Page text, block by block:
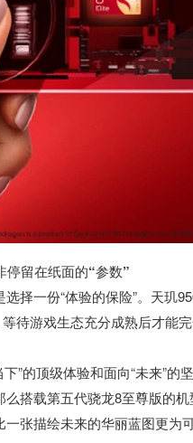
停留在纸面的“参数”
择一份“体验的保险”。天玑
待游戏生态充分成熟后才能
”的顶级体验和面向“未来”
搭载第五代骁龙8至尊版的
张描绘未来的华丽蓝图更为可